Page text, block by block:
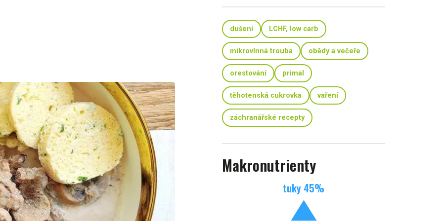
dušení LCHF, low carb
mikrovlnná trouba obědy a večeře
orestování primal
těhotenská cukrovka vaření
záchranářské recepty
Makronutrienty
tuky 45%